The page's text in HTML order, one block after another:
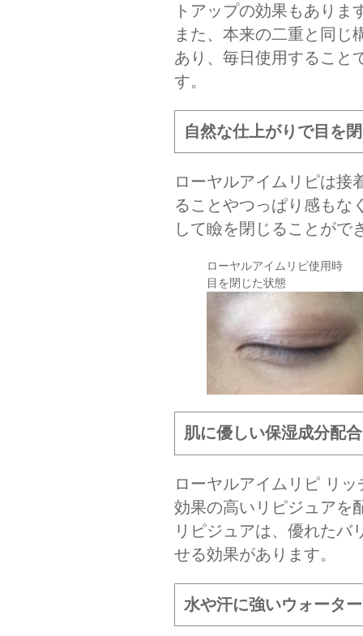
トアップの効果もありま
また、本来の二重と同じ
あり、毎日使用すること
す。
自然な仕上がりで目を
ローヤルアイムリピは接
ることやつっぱり感もな
して瞼を閉じることがで
ローヤルアイムリピ使用時
目を閉じた状態
肌に優しい保湿成分配合
ローヤルアイムリピ リ
効果の高いリピジュアを
リピジュアは、優れたバ
せる効果があります。
水や汗に強いウォータ